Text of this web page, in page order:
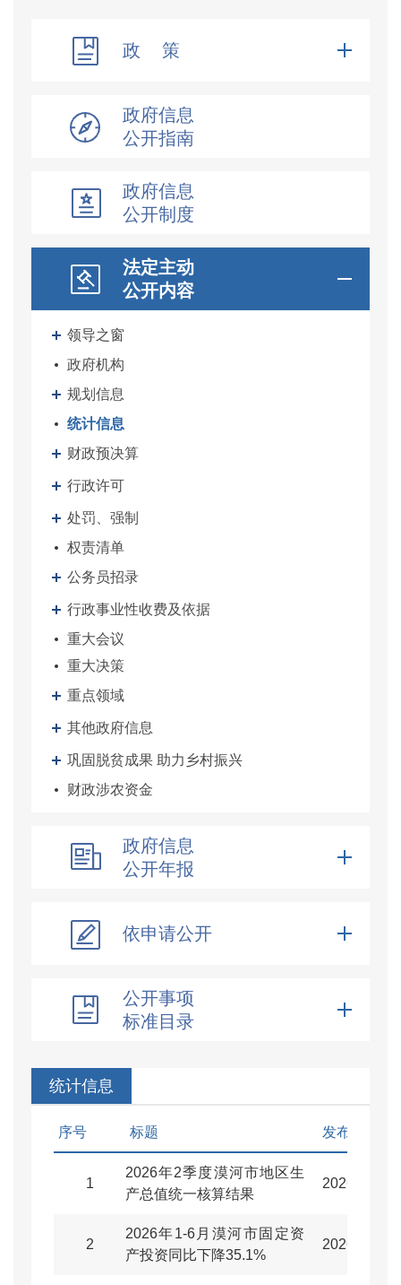
政 策
政府信息
公开指南
政府信息
公开制度
法定主动
公开内容
领导之窗
政府机构
规划信息
统计信息
财政预决算
行政许可
处罚、强制
权责清单
公务员招录
行政事业性收费及依据
重大会议
重大决策
重点领域
其他政府信息
巩固脱贫成果 助力乡村振兴
财政涉农资金
政府信息
公开年报
依申请公开
公开事项
标准目录
统计信息
序号 标题 发布日期
1
2026年2季度漠河市地区生
产总值统一核算结果
2026-07-30
2
2026年1-6月漠河市固定资
产投资同比下降35.1%
2026-07-29